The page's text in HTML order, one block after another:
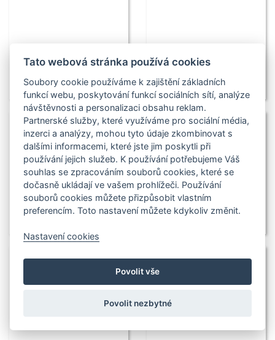
Tato webová stránka používá cookies
Soubory cookie používáme k zajištění základních
funkcí webu, poskytování funkcí sociálních sítí, analýze
návštěvnosti a personalizaci obsahu reklam.
Partnerské služby, které využíváme pro sociální média,
inzerci a analýzy, mohou tyto údaje zkombinovat s
dalšími informacemi, které jste jim poskytli při
používání jejich služeb. K používání potřebujeme Váš
souhlas se zpracováním souborů cookies, které se
dočasně ukládají ve vašem prohlížeči. Používání
souborů cookies můžete přizpůsobit vlastním
preferencím. Toto nastavení můžete kdykoliv změnit.
Nastavení cookies
Povolit vše
Povolit nezbytné